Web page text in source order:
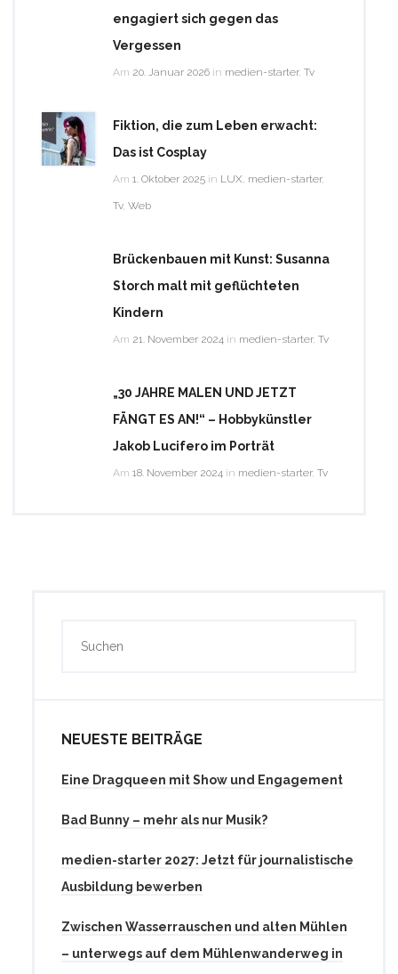
engagiert sich gegen das
Vergessen
Am 20. Januar 2026 in medien-starter, Tv
Fiktion, die zum Leben erwacht:
Das ist Cosplay
Am 1. Oktober 2025 in LUX, medien-starter,
Tv, Web
Brückenbauen mit Kunst: Susanna
Storch malt mit geflüchteten
Kindern
Am 21. November 2024 in medien-starter, Tv
„30 JAHRE MALEN UND JETZT
FÄNGT ES AN!“ – Hobbykünstler
Jakob Lucifero im Porträt
Am 18. November 2024 in medien-starter, Tv
NEUESTE BEITRÄGE
Eine Dragqueen mit Show und Engagement
Bad Bunny – mehr als nur Musik?
medien-starter 2027: Jetzt für journalistische
Ausbildung bewerben
Zwischen Wasserrauschen und alten Mühlen
– unterwegs auf dem Mühlenwanderweg in